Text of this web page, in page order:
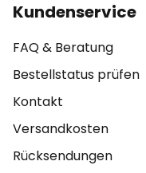
Kundenservice
FAQ & Beratung
Bestellstatus prüfen
Kontakt
Versandkosten
Rücksendungen